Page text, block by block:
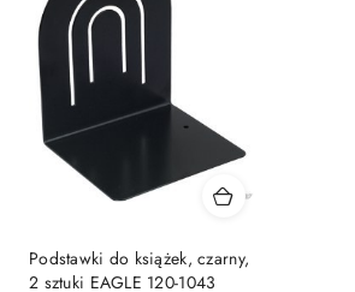
Podstawki do książek, czarny,
2 sztuki EAGLE 120-1043